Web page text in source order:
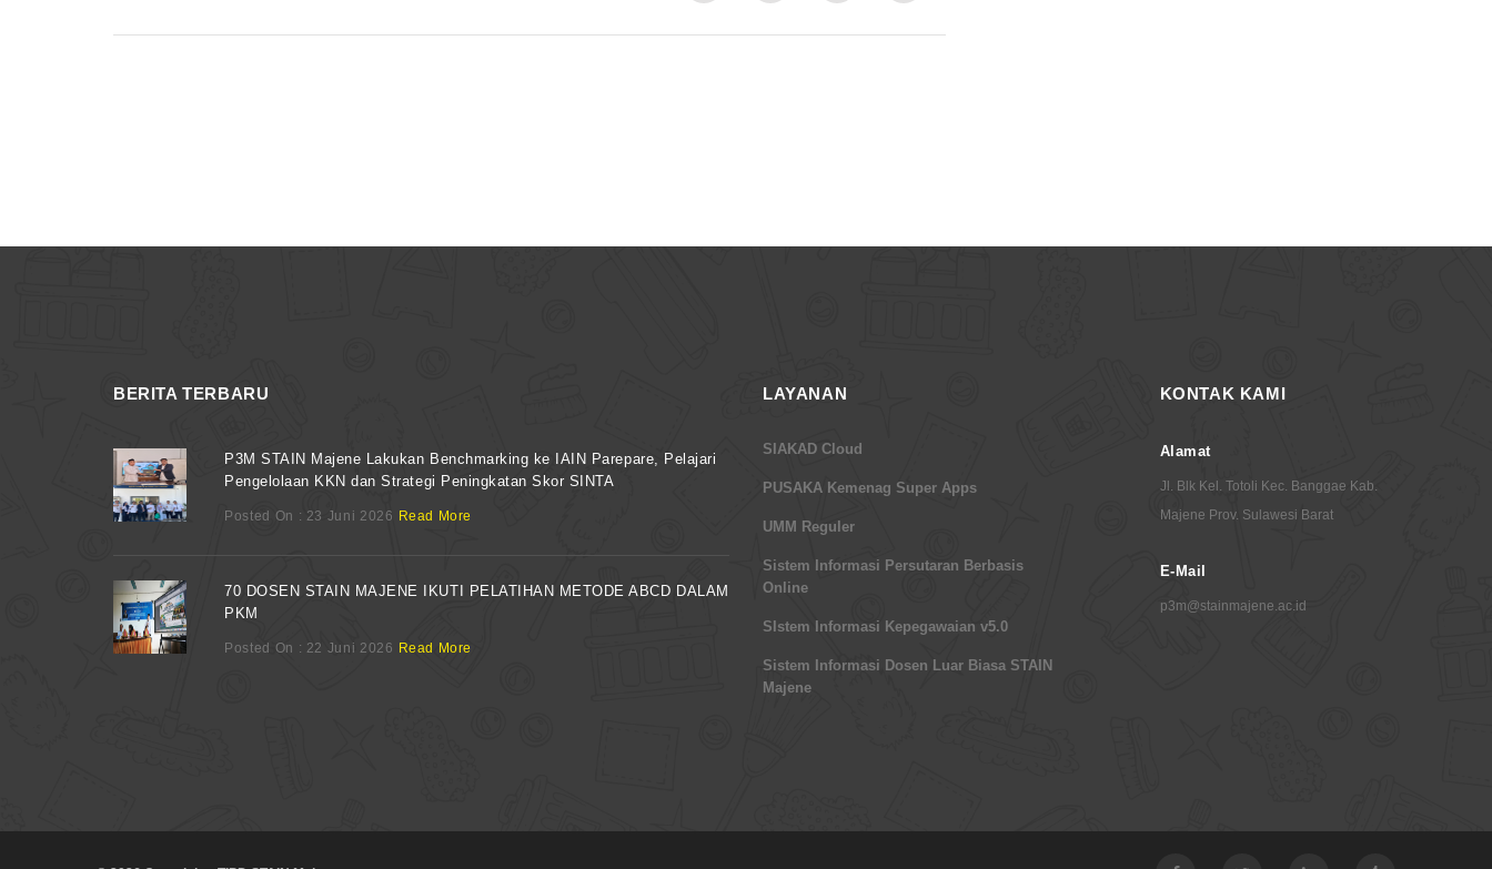
BERITA TERBARU
P3M STAIN Majene Lakukan Benchmarking ke IAIN Parepare, Pelajari
Pengelolaan KKN dan Strategi Peningkatan Skor SINTA
Posted On : 23 Juni 2026 Read More
70 DOSEN STAIN MAJENE IKUTI PELATIHAN METODE ABCD DALAM
PKM
Posted On : 22 Juni 2026 Read More
LAYANAN
SIAKAD Cloud
PUSAKA Kemenag Super Apps
UMM Reguler
Sistem Informasi Persutaran Berbasis
Online
SIstem Informasi Kepegawaian v5.0
Sistem Informasi Dosen Luar Biasa STAIN
Majene
KONTAK KAMI
Alamat
Jl. Blk Kel. Totoli Kec. Banggae Kab.
Majene Prov. Sulawesi Barat
E-Mail
p3m@stainmajene.ac.id